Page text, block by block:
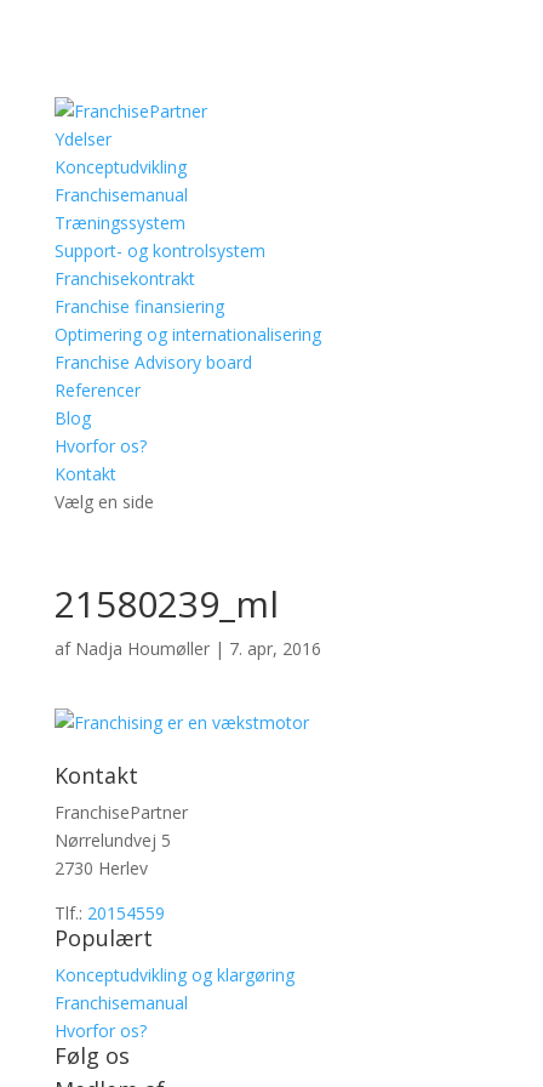
Ydelser
Konceptudvikling
Franchisemanual
Træningssystem
Support- og kontrolsystem
Franchisekontrakt
Franchise finansiering
Optimering og internationalisering
Franchise Advisory board
Referencer
Blog
Hvorfor os?
Kontakt
Vælg en side
21580239_ml
af Nadja Houmøller| 7. apr, 2016
Kontakt
FranchisePartner
Nørrelundvej 5
2730 Herlev
Tlf.: 20154559
Populært
Konceptudvikling og klargøring
Franchisemanual
Hvorfor os?
Følg os